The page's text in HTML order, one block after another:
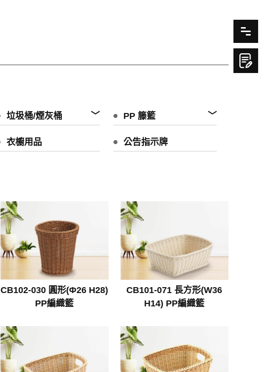
垃圾桶/煙灰桶 PP 籐籃
衣櫥用品 公告指示牌
CB102-030 圓形(Φ26 H28)
PP編織籃
CB101-071 長方形(W36
H14) PP編織籃